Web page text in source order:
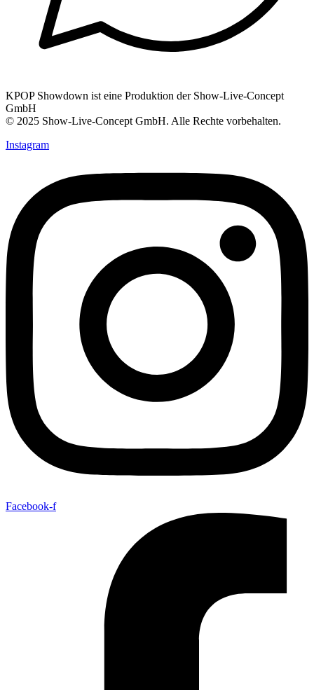
KPOP Showdown ist eine Produktion der Show-Live-Concept
GmbH
© 2025 Show-Live-Concept GmbH. Alle Rechte vorbehalten.
Instagram
Facebook-f